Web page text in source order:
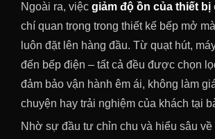
Ngoài ra, việc giảm độ ồn của thiết bị
chí quan trọng trong thiết kế bếp mở
luôn đặt lên hàng đầu. Từ quạt hút,
đến bếp điện – tất cả đều được chọn
đảm bảo vận hành êm ái, không làm
chuyện hay trải nghiệm của khách tại
Nhờ sự đầu tư chỉn chu và hiểu sâu về